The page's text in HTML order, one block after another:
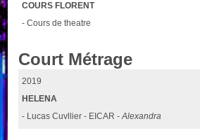
COURS FLORENT
- Cours de theatre
Court Métrage
2019
HELENA
- Lucas Cuvllier - EICAR -Alexandra